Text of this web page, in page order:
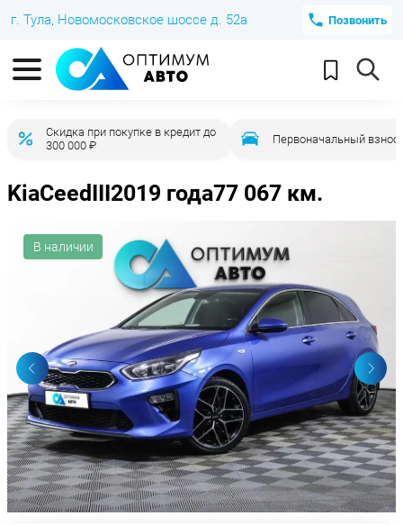
г. Тула, Новомосковское шоссе д. 52а Позвонить
Скидка при покупке в кредит до
300 000 ₽
Первоначальный взнос
KiaCeedIII2019 года77 067 км.
В наличии